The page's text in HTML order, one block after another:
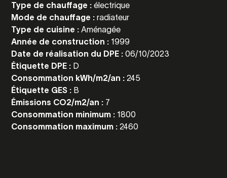
Type de chauffage :électrique
Mode de chauffage :radiateur
Type de cuisine :Aménagée
Année de construction : 1999
Date de réalisation du DPE :06/10/2023
Étiquette DPE : D
Consommation kWh/m2/an :245
Étiquette GES : B
Émissions CO2/m2/an : 7
Consommation minimum : 1800
Consommation maximum :2460